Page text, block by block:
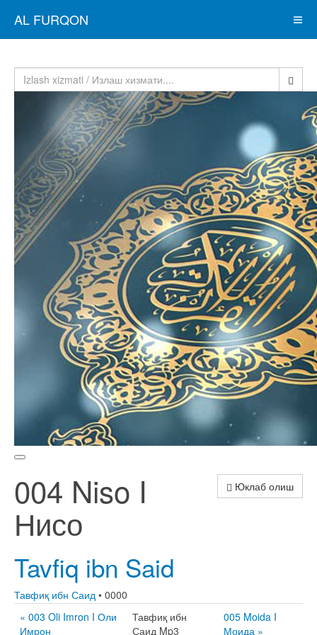
AL FURQON
Юклаб олиш
004 Niso I
Нисо
Tavfiq ibn Said
Тавфиқ ибн Саид • 0000
« 003 Oli Imron I Оли
Имрон
Тавфиқ ибн
Саид Mp3
005 Moida I
Моида »